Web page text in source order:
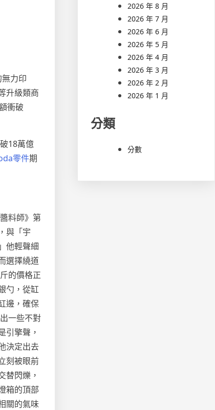
力印
升級類商
衝破
18萬億
零件期
料師》第
與「宇
他輕聲細
選擇繞道
的價格正
勺，從缸
邊，確保
一些不對
擎聲，
決定出去
刻被眼前
替閃爍，
箱的頂部
關的氣味
2026 年 8 月
2026 年 7 月
2026 年 6 月
2026 年 5 月
2026 年 4 月
2026 年 3 月
2026 年 2 月
2026 年 1 月
分類
分數